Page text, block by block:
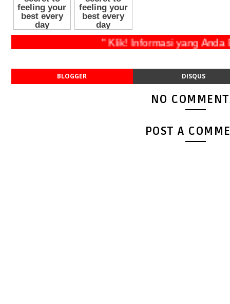
" Klik! Informasi yang Anda
BLOGGER DISQUS
NO
POST A